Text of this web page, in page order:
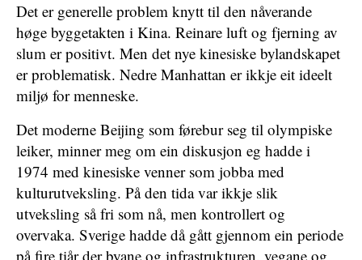
Det er generelle problem knytt til den nåverande
høge byggetakten i Kina. Reinare luft og fjerning av
slum er positivt. Men det nye kinesiske bylandskapet
er problematisk. Nedre Manhattan er ikkje eit ideelt
miljø for menneske.
Det moderne Beijing som førebur seg til olympiske
leiker, minner meg om ein diskusjon eg hadde i
1974 med kinesiske venner som jobba med
kulturutveksling. På den tida var ikkje slik
utveksling så fri som nå, men kontrollert og
overvaka. Sverige hadde då gått gjennom ein periode
på fire tiår der byane og infrastrukturen, vegane og